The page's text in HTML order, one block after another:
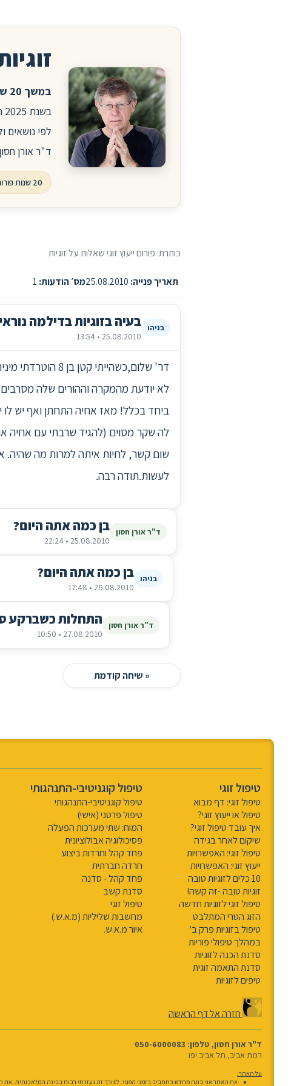
זוגיות
במשך 20 שנה ניהלתי את הפורום לזוגיות ויחסים באתר הרפואי סטארמד.
לפי נושאים
ד"ר אורן חסון
20 שנות פורום, עשרות אלפי שאלות ותשובות
כותרת: פורום ייעוץ זוגי שאלות על זוגיות
תאריך פנייה: מס׳ הודעות:
בניהו בעיה בזוגיות בדילמה
25.08.2010 • 13:54
לא יודעת מהמקרה וההורים שלה
ביחד בכלל! מאז אחיה התחתן ואף יש
לה שקר מסוים (להגיד שרבתי עם אחיה
שום קשר, לחיות איתה למרות מה שהיה.
לעשות.תודה רבה.
ד"ר אורן חסון בן כמה אתה היום?
25.08.2010 • 22:24
בניהו בן כמה אתה היום?
26.08.2010 • 17:48
ד"ר אורן חסון התחלות כשברקע
27.08.2010 • 10:50
« שיחה קודמת
טיפול זוגי
טיפול זוגי: דף מבוא
טיפול או ייעוץ זוגי?
איך עובד טיפול זוגי?
שיקום לאחר בגידה
טיפול זוגי: האפשרויות
ייעוץ זוגי: האפשרויות
10 כלים לזוגיות טובה
זוגיות טובה -זה קשה!
טיפול זוגי לזוגיות חדשה
הזוג הטרי המתלבט
טיפול בזוגיות פרק ב'
במהלך טיפולי פוריות
סדנת הכנה לזוגיות
סדנת התאמה זוגית
טיפים לזוגיות
טיפול קוגניטיבי-התנהגותי
טיפול קוגניטיבי-התנהגותי
טיפול פרטני (אישי)
המוח: שתי מערכות הפעלה
פסיכולוגיה אבולוציונית
פחד קהל וחרדות ביצוע
חרדה חברתית
פחד קהל - סדנה
סדנת קשב
טיפול זוגי
מחשבות שליליות (מ.א.ש.)
איור מ.א.ש.
חזרה אל דף הראשה
ד"ר אורן חסון, טלפון: 050-6000083
רמת אביב, תל אביב יפו
על האתר: